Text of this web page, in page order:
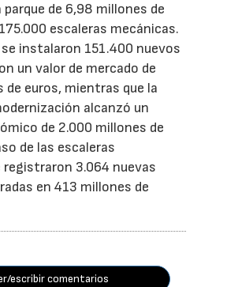
de 6,98 millones de
escaleras mecánicas.
instalaron 151.400 nuevos
un valor de mercado de
de euros, mientras que la
alcanzó un
de 2.000 millones de
de las escaleras
registraron 3.064 nuevas
en 413 millones de
escribir comentarios